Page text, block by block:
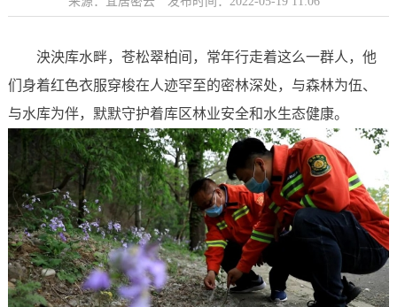
泱泱库水畔，苍松翠柏间，常年行走着这么一群人，他
们身着红色衣服穿梭在人迹罕至的密林深处，与森林为伍、
与水库为伴，默默守护着库区林业安全和水生态健康。